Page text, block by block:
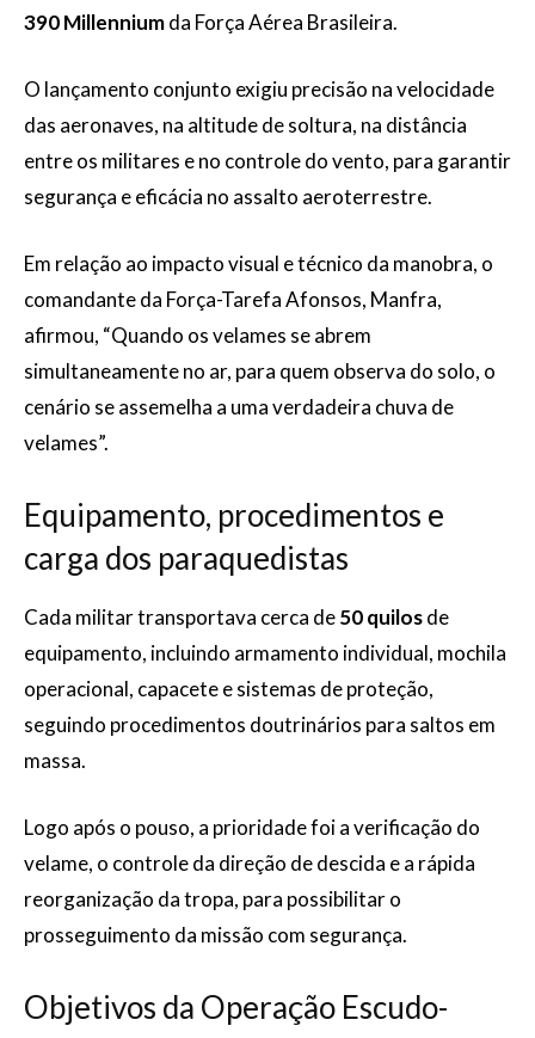
390 Millenniumda Força Aérea Brasileira.
O lançamento conjunto exigiu precisão na velocidade
das aeronaves, na altitude de soltura, na distância
entre os militares e no controle do vento, para garantir
segurança e eficácia no assalto aeroterrestre.
Em relação ao impacto visual e técnico da manobra, o
comandante da Força-Tarefa Afonsos, Manfra,
afirmou, “Quando os velames se abrem
simultaneamente no ar, para quem observa do solo, o
cenário se assemelha a uma verdadeira chuva de
velames”.
Equipamento, procedimentos e
carga dos paraquedistas
Cada militar transportava cerca de50 quilosde
equipamento, incluindo armamento individual, mochila
operacional, capacete e sistemas de proteção,
seguindo procedimentos doutrinários para saltos em
massa.
Logo após o pouso, a prioridade foi a verificação do
velame, o controle da direção de descida e a rápida
reorganização da tropa, para possibilitar o
prosseguimento da missão com segurança.
Objetivos da Operação Escudo-